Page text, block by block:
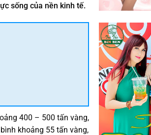
sống của nền kinh tế.
400 – 500 tấn vàng,
khoảng 55 tấn vàng,